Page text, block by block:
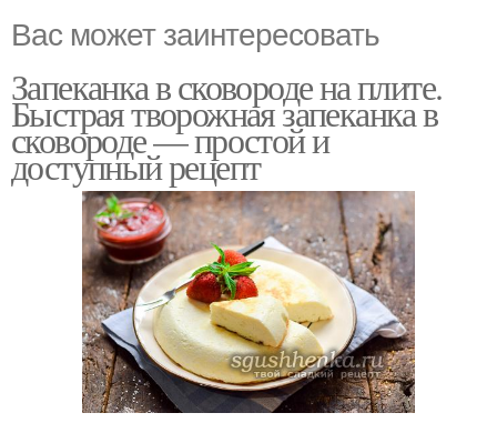
Вас может заинтересовать
Запеканка в сковороде на плите.
Быстрая творожная запеканка в
сковороде — простой и
доступный рецепт